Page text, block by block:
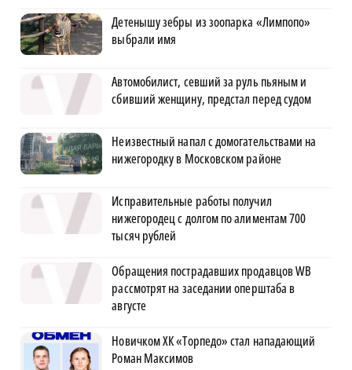
Детенышу зебры из зоопарка «Лимпопо»
выбрали имя
Автомобилист, севший за руль пьяным и
сбивший женщину, предстал перед судом
Неизвестный напал с домогательствами на
нижегородку в Московском районе
Исправительные работы получил
нижегородец с долгом по алиментам 700
тысяч рублей
Обращения пострадавших продавцов WB
рассмотрят на заседании оперштаба в
августе
Новичком ХК «Торпедо» стал нападающий
Роман Максимов